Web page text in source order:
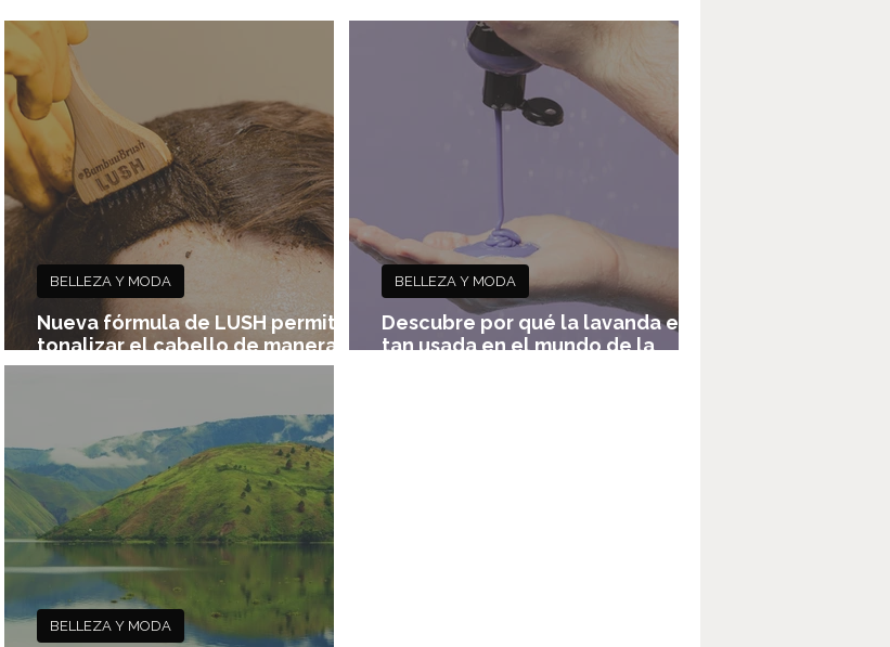
Nueva fórmula de LUSH permite
tonalizar el cabello de manera
natural
BELLEZA Y MODA
Descubre por qué la lavanda es
tan usada en el mundo de la
BELLEZA Y MODA
BELLEZA Y MODA